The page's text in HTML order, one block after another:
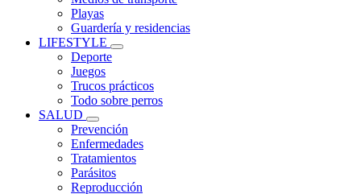
Playas
Guardería y residencias
LIFESTYLE
Deporte
Juegos
Trucos prácticos
Todo sobre perros
SALUD
Prevención
Enfermedades
Tratamientos
Parásitos
Reproducción